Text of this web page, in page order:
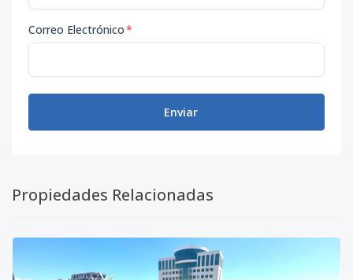
Correo Electrónico*
Enviar
Propiedades Relacionadas